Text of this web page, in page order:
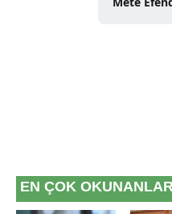
için Ayarlar butonuna
Metnimiziziyaret
EN ÇOK OKUNANLAR